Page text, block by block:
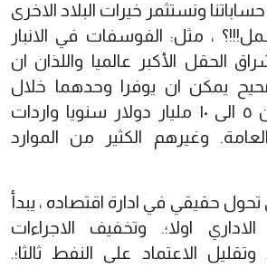
ونستثمر خيرات البلاد الاخرى
، مثل: الفوسفات في الانبار
الحقل الأكبر عالميا واللذان ان
يمكن ان يوفرا وحدهما خلال
خمس سنوات من ٥ الى ١٠ مليار دولار سنويا واردات
وغيرهم الكثير من الموارد
تحول حقيقي في ادارة اقتصاده ، يبدأ
اولا؛. وتخفيف الاجراءات
وتقليل الاعتماد على النفط ثالثا؛.